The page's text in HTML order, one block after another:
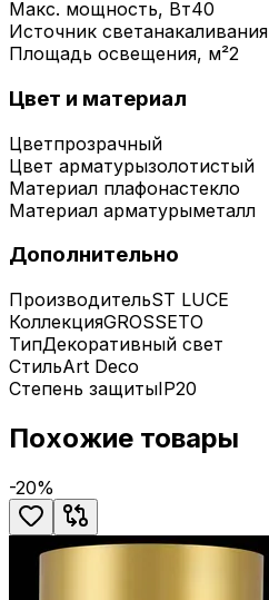
Макс. мощность, Вт40
Источник светанакаливания
Площадь освещения, м²2
Цвет и материал
Цветпрозрачный
Цвет арматурызолотистый
Материал плафонастекло
Материал арматурыметалл
Дополнительно
ПроизводительST LUCE
КоллекцияGROSSETO
ТипДекоративный свет
СтильArt Deco
Степень защитыIP20
Похожие товары
-20%